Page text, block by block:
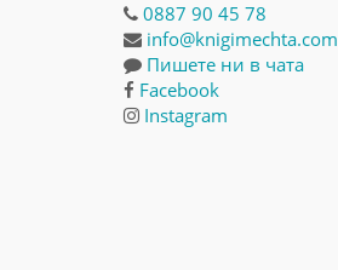
0887 90 45 78
info@knigimechta.com
Пишете ни в чата
Facebook
Instagram